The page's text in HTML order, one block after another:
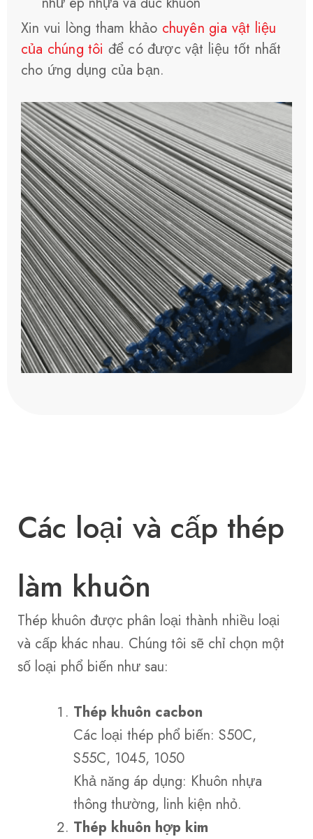
Xin vui lòng tham khảo chuyên gia vật liệu
của chúng tôi để có được vật liệu tốt nhất
cho ứng dụng của bạn.
Các loại và cấp thép
làm khuôn
Thép khuôn được phân loại thành nhiều loại
và cấp khác nhau. Chúng tôi sẽ chỉ chọn một
số loại phổ biến như sau:
Thép khuôn cacbon
Các loại thép phổ biến: S50C,
S55C, 1045, 1050
Khả năng áp dụng: Khuôn nhựa
thông thường, linh kiện nhỏ.
Thép khuôn hợp kim